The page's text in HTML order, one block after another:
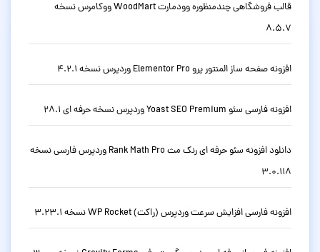
قالب فروشگاهی چندمنظوره وودمارت WoodMart ووکامرس نسخه
8.5.7
افزونه صفحه ساز المنتور پرو Elementor Pro وردپرس نسخه 4.2.1
افزونه فارسی سئو Yoast SEO Premium وردپرس نسخه حرفه ای 28.1
دانلود افزونه سئو حرفه ای رنک مث Rank Math Pro وردپرس فارسی نسخه
3.0.118
افزونه فارسی افزایش سرعت وردپرس (راکت) WP Rocket نسخه 3.23.1